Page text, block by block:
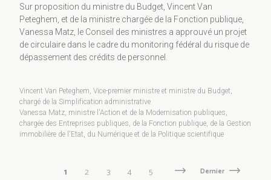
Sur proposition du ministre du Budget, Vincent Van
Peteghem, et de la ministre chargée de la Fonction publique,
Vanessa Matz, le Conseil des ministres a approuvé un projet
de circulaire dans le cadre du monitoring fédéral du risque de
dépassement des crédits de personnel.
Vincent Van Peteghem, Vice-premier ministre et ministre du Budget,
chargé de la Simplification administrative
Vanessa Matz, ministre l'Action et de la Modernisation publiques,
chargée des Entreprises publiques, de la Fonction publique, de la Gestion
immobilière de l'Etat, du Numérique et de la Politique scientifique
Page
1 Page
2 Page
3 Page
4 Page
5
Page
Next
Dernière
Dernier